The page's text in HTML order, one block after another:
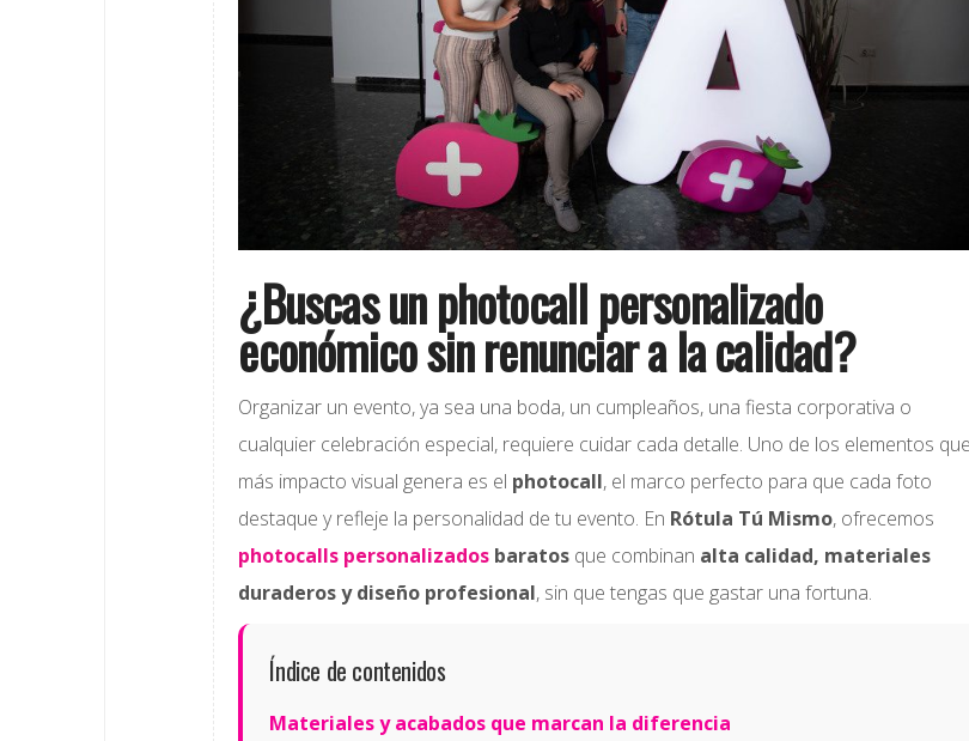
¿Buscas un photocall personalizado
económico sin renunciar a la calidad?
Organizar un evento, ya sea una boda, un cumpleaños, una fiesta corporativa o
cualquier celebración especial, requiere cuidar cada detalle. Uno de los elementos que
más impacto visual genera es el photocall, el marco perfecto para que cada foto
destaque y refleje la personalidad de tu evento. En Rótula Tú Mismo, ofrecemos
photocalls personalizados baratos que combinan alta calidad, materiales
duraderos y diseño profesional, sin que tengas que gastar una fortuna.
Índice de contenidos
Materiales y acabados que marcan la diferencia